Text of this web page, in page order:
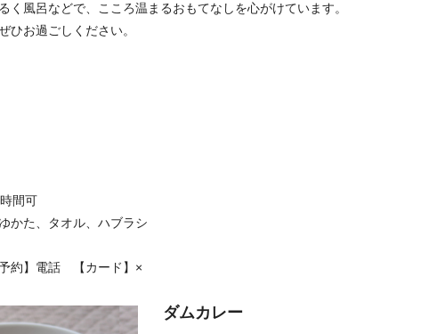
く風呂などで、こころ温まるおもてなしを心がけています。
ひお過ごしください。
間可
かた、タオル、ハブラシ
約】電話 【カード】×
ダムカレー